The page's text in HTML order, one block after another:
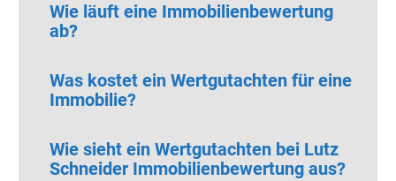
Wie läuft eine Immobilienbewertung
ab?
Was kostet ein Wertgutachten für eine
Immobilie?
Wie sieht ein Wertgutachten bei Lutz
Schneider Immobilienbewertung aus?